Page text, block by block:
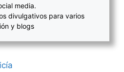
media.
divulgativos para varios
y blogs